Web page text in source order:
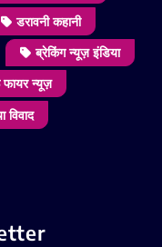
डरावनी कहानी
ब्रेकिंग न्यूज़ इंडिया
न्यूज़
विवाद